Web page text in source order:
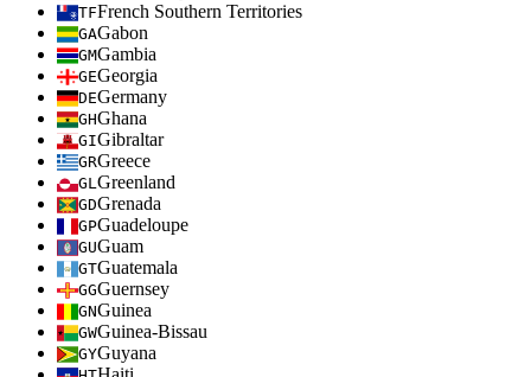
TFFrench Southern Territories
GAGabon
GMGambia
GEGeorgia
DEGermany
GHGhana
GIGibraltar
GRGreece
GLGreenland
GDGrenada
GPGuadeloupe
GUGuam
GTGuatemala
GGGuernsey
GNGuinea
GWGuinea-Bissau
GYGuyana